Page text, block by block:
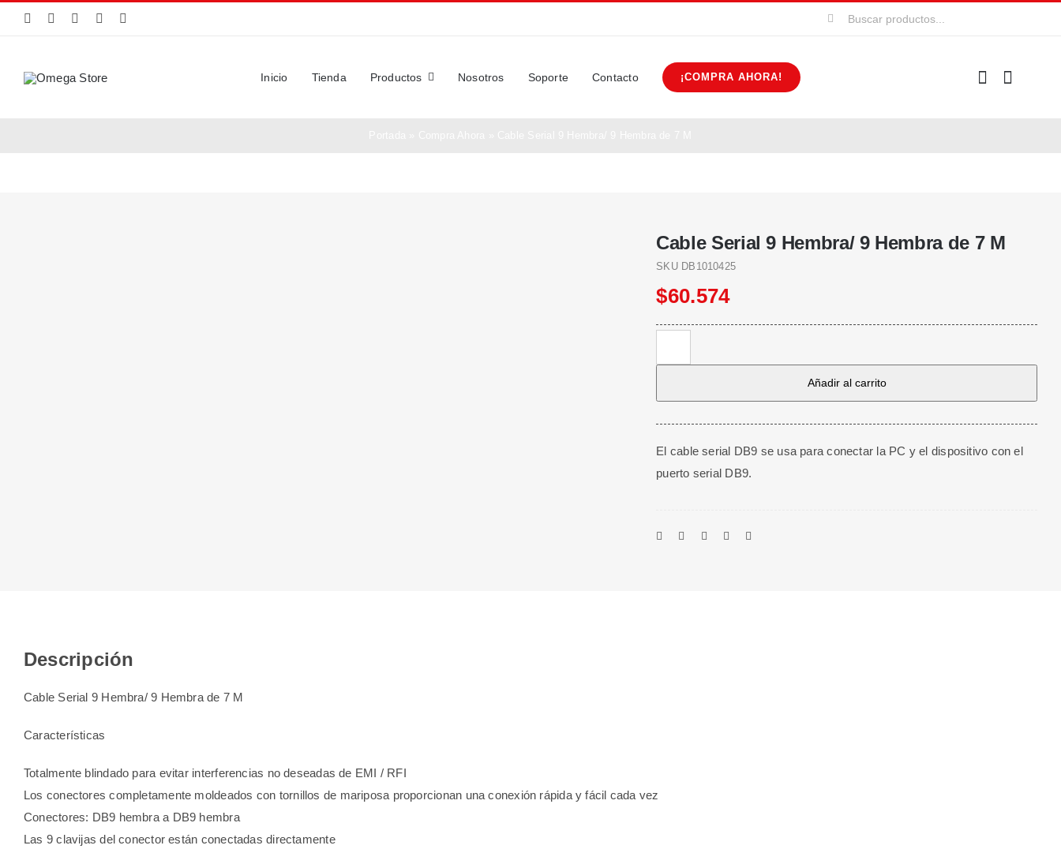
Buscar:
Inicio Tienda Productos Nosotros Soporte Contacto ¡COMPRA AHORA!
Cable Serial 9 Hembra/ 9 Hembra de 7 M
SKU DB1010425
$60.574
Serial
Hembra/
9
Hembra
de
cantidad
Añadir al carrito
El cable serial DB9 se usa para conectar la PC y el dispositivo con el
puerto serial DB9.
Descripción
Cable Serial 9 Hembra/ 9 Hembra de 7 M
Características
Totalmente blindado para evitar interferencias no deseadas de EMI / RFI
Los conectores completamente moldeados con tornillos de mariposa proporcionan una conexión rápida y fácil cada vez
Conectores: DB9 hembra a DB9 hembra
Las 9 clavijas del conector están conectadas directamente